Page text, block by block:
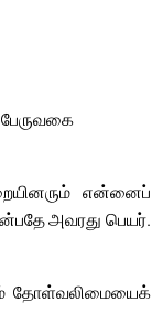
என்னைப்
அவரது பெயர்.
தோள்வலிமையைக்